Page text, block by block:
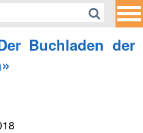
Buchladen der